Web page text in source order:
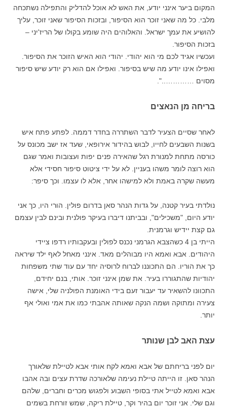
המקום ביער אינני יודע, את האש לא אוכל להדליק והתפילה נשתכחה
מלבי. כל מה שאני זוכר הוא הסיפור, ובזכות הסיפור שאני זוכר, עליך
להושיע את עמך ישראל. והאלוהים היה שומע בקולו של הריז'יני –
בזכות הסיפור.
ועכשיו אגיד לכם מי הוא יהודי. יהודי הוא האיש הזוכר את הסיפור.
ואפילו אינו יודע מה שיש בסיפור. ואפילו אם הוא רק יודע שיש סיפור
מסוים …………..".
בריחה מן הנאצים
לאחר שסיים הצעיר לדבר השתררה בחדר דממה. לפתע פתח איש
בשנות השבעים לחייו, לבוש בהידור אירופאי, שעד אז ישב מכונס על
כורסה מתחת למנורת רגל שהאירה פנים יפות ועצובות ואמר שגם
הוא רוצה לומר משהו בעניין. לא על ידי ציטוט סיפור חסידי אלא
מעשה שקרה באמת ולא למישהו אחר, אלא לו עצמו. וכך סיפר:
נולדתי בעיר קטנה, על גדות הנהר סאן בדרום פולין. הורי היו, כך אני
יודע היום, "משכילים", ובביתנו דיברו בעיקר פולנית ובינם לבין עצמם
גם קצת יידיש וגרמנית.
הייתי בן 4 כשהצבא הגרמני נכנס לפולין ובעקבותיו רדפו ציידי
היהודים. אבא ואמא היו מבוהלים מאד. אינני מאחל לאף ילד שיראה
כך את הוריו. הם התכוננו לברוח לרוסיה יחד עם עוד שתי משפחות
יהודיות שהתגוררו בעיר. את שמן אינני זוכר. אותי, בנם יחידם,
התכוונו להשאיר עד יעבור זעם בידי האומנת הפולניה שלי, אישה
צעירה ומתוקה ושמה הנקה שאותה אהבתי כמו את אמי ואולי אף
יותר.
עצת האב לבן שנותר
יום לפני בריחתם של אבא ואמא לקח אותי אבא לטיילת שלאורך
הנהר סאן. זו הייתה טיילת נעימה שלאורכה שדרת עצים ובה אהבו
אבא ואמא לטייל אתי בסופי השבוע ולפגוש מכרים וחברים, שלהם
וגם שלי. אני זוכר יום בהיר וקר, טיילת ריקה, שמש זורחת בשמים